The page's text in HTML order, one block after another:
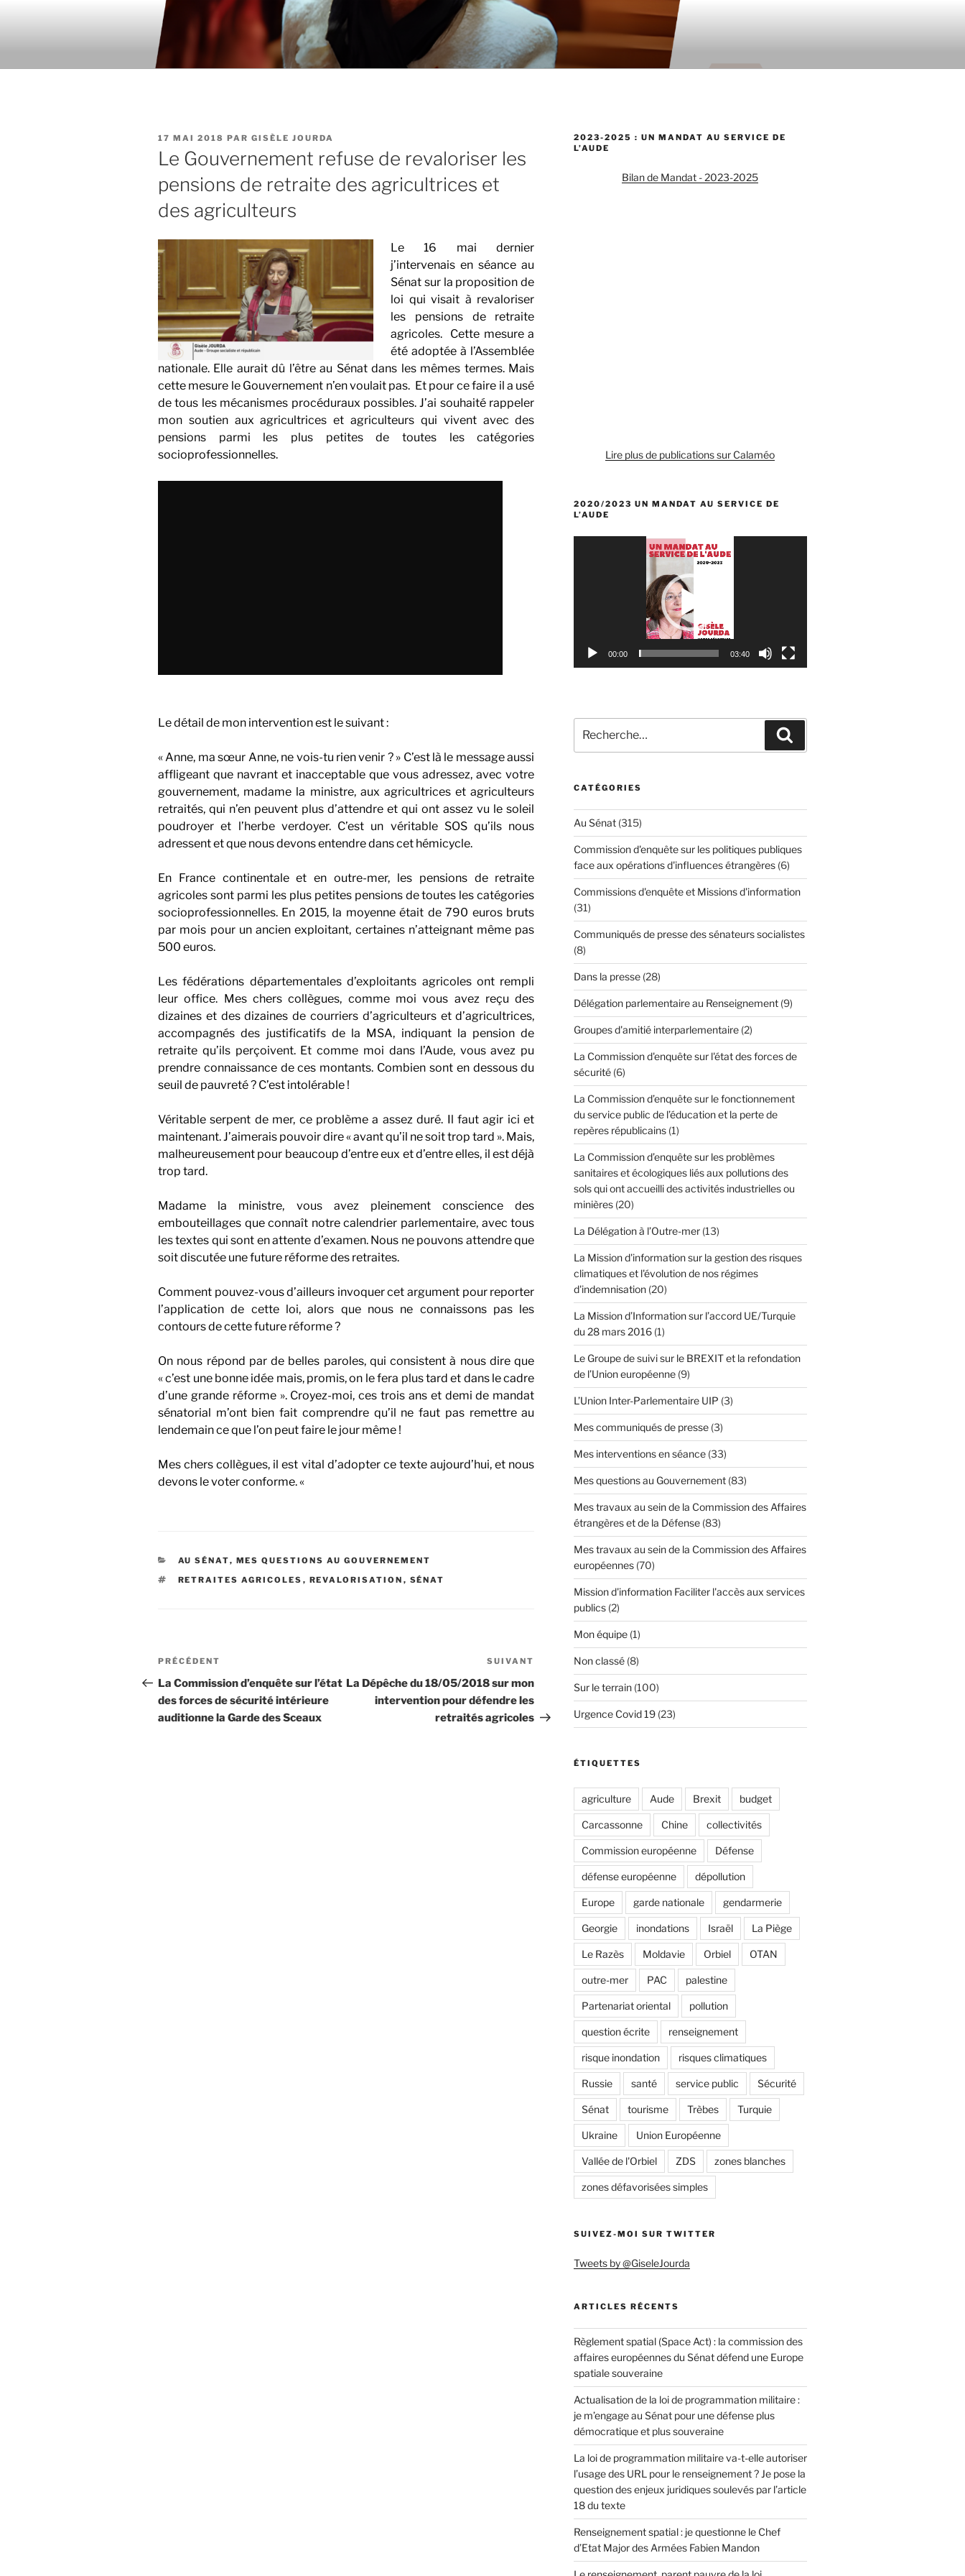
PUBLIÉ
LE
17 MAI 2018 PAR GISÈLE JOURDA
Le Gouvernement refuse de revaloriser les
pensions de retraite des agricultrices et
des agriculteurs
Le 16 mai dernier
j’intervenais en séance au
Sénat sur la proposition de
loi qui visait à revaloriser
les pensions de retraite
agricoles. Cette mesure a
été adoptée à l’Assemblée
nationale. Elle aurait dû l’être au Sénat dans les mêmes termes. Mais
cette mesure le Gouvernement n’en voulait pas. Et pour ce faire il a usé
de tous les mécanismes procéduraux possibles. J’ai souhaité rappeler
mon soutien aux agricultrices et agriculteurs qui vivent avec des
pensions parmi les plus petites de toutes les catégories
socioprofessionnelles.
Le détail de mon intervention est le suivant :
« Anne, ma sœur Anne, ne vois-tu rien venir ? » C’est là le message aussi
affligeant que navrant et inacceptable que vous adressez, avec votre
gouvernement, madame la ministre, aux agricultrices et agriculteurs
retraités, qui n’en peuvent plus d’attendre et qui ont assez vu le soleil
poudroyer et l’herbe verdoyer. C’est un véritable SOS qu’ils nous
adressent et que nous devons entendre dans cet hémicycle.
En France continentale et en outre-mer, les pensions de retraite
agricoles sont parmi les plus petites pensions de toutes les catégories
socioprofessionnelles. En 2015, la moyenne était de 790 euros bruts
par mois pour un ancien exploitant, certaines n’atteignant même pas
500 euros.
Les fédérations départementales d’exploitants agricoles ont rempli
leur office. Mes chers collègues, comme moi vous avez reçu des
dizaines et des dizaines de courriers d’agriculteurs et d’agricultrices,
accompagnés des justificatifs de la MSA, indiquant la pension de
retraite qu’ils perçoivent. Et comme moi dans l’Aude, vous avez pu
prendre connaissance de ces montants. Combien sont en dessous du
seuil de pauvreté ? C’est intolérable !
Véritable serpent de mer, ce problème a assez duré. Il faut agir ici et
maintenant. J’aimerais pouvoir dire « avant qu’il ne soit trop tard ». Mais,
malheureusement pour beaucoup d’entre eux et d’entre elles, il est déjà
trop tard.
Madame la ministre, vous avez pleinement conscience des
embouteillages que connaît notre calendrier parlementaire, avec tous
les textes qui sont en attente d’examen. Nous ne pouvons attendre que
soit discutée une future réforme des retraites.
Comment pouvez-vous d’ailleurs invoquer cet argument pour reporter
l’application de cette loi, alors que nous ne connaissons pas les
contours de cette future réforme ?
On nous répond par de belles paroles, qui consistent à nous dire que
« c’est une bonne idée mais, promis, on le fera plus tard et dans le cadre
d’une grande réforme ». Croyez-moi, ces trois ans et demi de mandat
sénatorial m’ont bien fait comprendre qu’il ne faut pas remettre au
lendemain ce que l’on peut faire le jour même !
Mes chers collègues, il est vital d’adopter ce texte aujourd’hui, et nous
devons le voter conforme. «
CATÉGORIES
AU SÉNAT, MES QUESTIONS AU GOUVERNEMENT
ÉTIQUETTES
RETRAITES AGRICOLES , REVALORISATION , SÉNAT
Navigation
de
l’article
Article
précédent
PRÉCÉDENT
La Commission d’enquête sur l’état
des forces de sécurité intérieure
auditionne la Garde des Sceaux
suivant
SUIVANT
La Dépêche du 18/05/2018 sur mon
intervention pour défendre les
retraités agricoles
2023-2025 : UN MANDAT AU SERVICE DE
L’AUDE
Bilan de Mandat - 2023-2025
Lire plus de publications sur Calaméo
2020/2023 UN MANDAT AU SERVICE DE
L’AUDE
00:00 03:40
pour
CATÉGORIES
Au Sénat(315)
Commission d'enquête sur les politiques publiques
face aux opérations d'influences étrangères(6)
Commissions d'enquête et Missions d'information
(31)
Communiqués de presse des sénateurs socialistes
(8)
Dans la presse(28)
Délégation parlementaire au Renseignement(9)
Groupes d'amitié interparlementaire(2)
La Commission d'enquête sur l'état des forces de
sécurité(6)
La Commission d’enquête sur le fonctionnement
du service public de l’éducation et la perte de
repères républicains(1)
La Commission d’enquête sur les problèmes
sanitaires et écologiques liés aux pollutions des
sols qui ont accueilli des activités industrielles ou
minières(20)
La Délégation à l’Outre-mer(13)
La Mission d'information sur la gestion des risques
climatiques et l'évolution de nos régimes
d'indemnisation(20)
La Mission d’Information sur l’accord UE/Turquie
du 28 mars 2016(1)
Le Groupe de suivi sur le BREXIT et la refondation
de l’Union européenne(9)
L’Union Inter-Parlementaire UIP (3)
Mes communiqués de presse(3)
Mes interventions en séance(33)
Mes questions au Gouvernement(83)
Mes travaux au sein de la Commission des Affaires
étrangères et de la Défense(83)
Mes travaux au sein de la Commission des Affaires
européennes(70)
Mission d'information Faciliter l'accès aux services
publics(2)
Mon équipe(1)
Non classé(8)
Sur le terrain(100)
Urgence Covid 19(23)
ÉTIQUETTES
agriculture Aude Brexit budget
Carcassonne Chine collectivités
Commission européenne Défense
défense européenne dépollution
Europe garde nationale gendarmerie
Georgie inondations Israël La Piège
Le Razès Moldavie Orbiel OTAN
outre-mer PAC palestine
Partenariat oriental pollution
question écrite renseignement
risque inondation risques climatiques
Russie santé service public Sécurité
Sénat tourisme Trèbes Turquie
Ukraine Union Européenne
Vallée de l'Orbiel ZDS zones blanches
zones défavorisées simples
SUIVEZ-MOI SUR TWITTER
Tweets by @GiseleJourda
ARTICLES RÉCENTS
Règlement spatial (Space Act) : la commission des
affaires européennes du Sénat défend une Europe
spatiale souveraine
Actualisation de la loi de programmation militaire :
je m’engage au Sénat pour une défense plus
démocratique et plus souveraine
La loi de programmation militaire va-t-elle autoriser
l’usage des URL pour le renseignement ? Je pose la
question des enjeux juridiques soulevés par l’article
18 du texte
Renseignement spatial : je questionne le Chef
d’Etat Major des Armées Fabien Mandon